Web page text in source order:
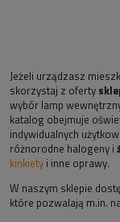
Jeżeli urządzasz
skorzystaj z oferty
wybór lamp
katalog obejmuje
indywidualnych
różnorodne halogeny i
kinkiety i inne oprawy.
W naszym sklepie
które pozwalają m.in.